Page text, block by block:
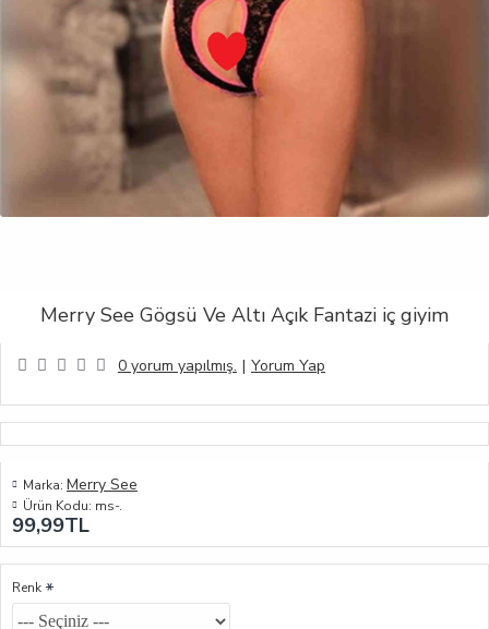
Merry See Gögsü Ve Altı Açık Fantazi iç giyim
0 yorum yapılmış. | Yorum Yap
99,99TL
Marka: Merry See
Ürün Kodu: ms-.
Renk